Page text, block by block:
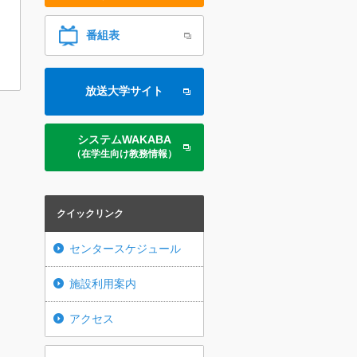
番組表
放送大学サイト
システムWAKABA
（在学生向け教務情報）
クイックリンク
センタースケジュール
施設利用案内
アクセス